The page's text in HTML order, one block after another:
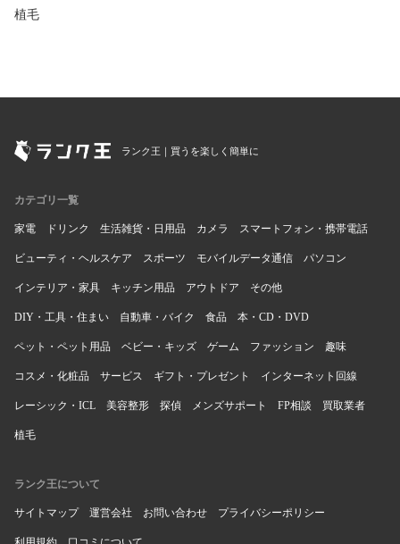
植毛
ランク王｜買うを楽しく簡単に
カテゴリ一覧
家電 ドリンク 生活雑貨・日用品 カメラ スマートフォン・携帯電話
ビューティ・ヘルスケア スポーツ モバイルデータ通信 パソコン
インテリア・家具 キッチン用品 アウトドア その他
DIY・工具・住まい 自動車・バイク 食品 本・CD・DVD
ペット・ペット用品 ベビー・キッズ ゲーム ファッション 趣味
コスメ・化粧品 サービス ギフト・プレゼント インターネット回線
レーシック・ICL 美容整形 探偵 メンズサポート FP相談 買取業者
植毛
ランク王について
サイトマップ 運営会社 お問い合わせ プライバシーポリシー